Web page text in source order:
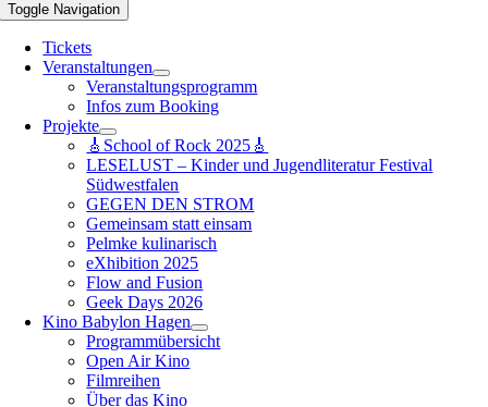
Toggle Navigation
Tickets
Veranstaltungen
Veranstaltungsprogramm
Infos zum Booking
Projekte
🎸School of Rock 2025🎸
LESELUST – Kinder und Jugendliteratur Festival
Südwestfalen
GEGEN DEN STROM
Gemeinsam statt einsam
Pelmke kulinarisch
eXhibition 2025
Flow and Fusion
Geek Days 2026
Kino Babylon Hagen
Programmübersicht
Open Air Kino
Filmreihen
Über das Kino